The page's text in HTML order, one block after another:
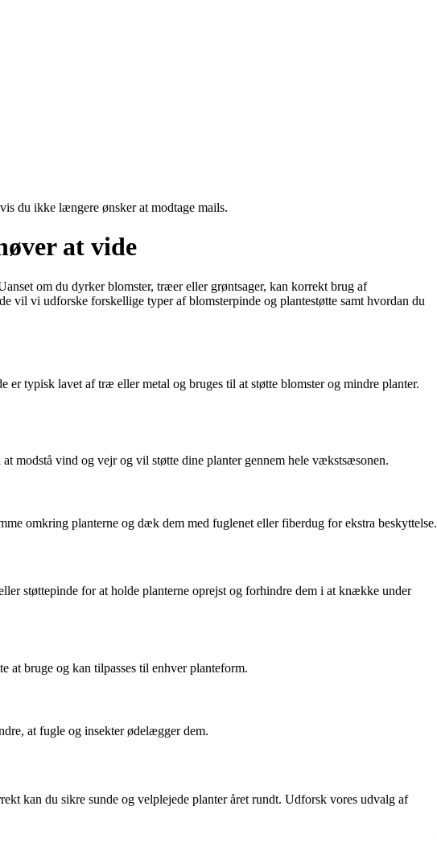
du ikke længere ønsker at modtage mails.
at vide
om du dyrker blomster, træer eller grøntsager, kan korrekt brug af
vil vi udforske forskellige typer af blomsterpinde og plantestøtte samt hvordan du
typisk lavet af træ eller metal og bruges til at støtte blomster og mindre planter.
modstå vind og vejr og vil støtte dine planter gennem hele vækstsæsonen.
omkring planterne og dæk dem med fuglenet eller fiberdug for ekstra beskyttelse.
støttepinde for at holde planterne oprejst og forhindre dem i at knække under
at bruge og kan tilpasses til enhver planteform.
at fugle og insekter ødelægger dem.
kan du sikre sunde og velplejede planter året rundt. Udforsk vores udvalg af